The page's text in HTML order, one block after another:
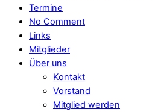
Termine
No Comment
Links
Mitglieder
Über uns
Kontakt
Vorstand
Mitglied werden